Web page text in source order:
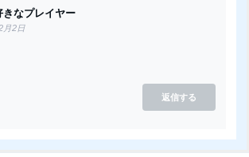
きなプレイヤー
月2日
返信する